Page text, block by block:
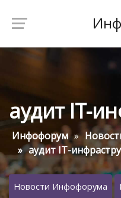
аудит IT-
Инфофорум
аудит IT-
Новости Инфофорума